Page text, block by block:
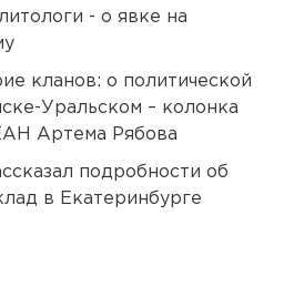
- о явке на
кланов: о политической
Уральском – колонка
Артема Рябова
подробности об
в Екатеринбурге